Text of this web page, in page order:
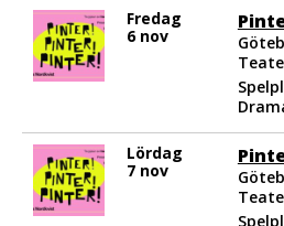
Fredag
6 nov
Lördag
7 nov